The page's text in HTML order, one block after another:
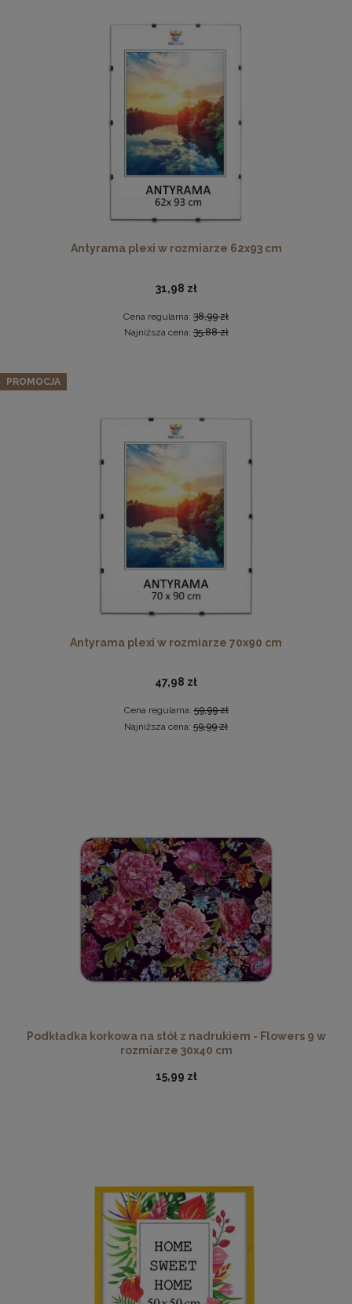
Drewniana, frezowana ramka na zdjęcia, plakaty, obrazy w
rozmiarze 18 x 24 cm w kolorze białym
16,99 zł
DO KOSZYKA
Komplet 3szt. stalowych zawieszek do ramek, obrazów i
luster w złotym kolorze-30x48mm
2,29 zł
DO KOSZYKA
Komplet 5 sztuk zawieszek, krokodylków do ramki
2,29 zł
DO KOSZYKA
Podkładka korkowa z nadrukiem, reprodukcja w
rozmiarze 30x40 cm - Lato, M.Lorens
15,99 zł
Antyrama plexi w rozmiarze 62x93 cm
31,98 zł
Cena regularna: 38,99 zł
Najniższa cena:35,88 zł
Antyrama plexi w rozmiarze 70x90 cm
47,98 zł
Cena regularna:59,99 zł
Najniższa cena: 59,99 zł
PROMOCJA
Podkładka korkowa na stół z nadrukiem - Flowers 9 w
rozmiarze 30x40 cm
15,99 zł